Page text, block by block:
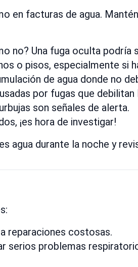
facturas de agua. Mantén
no? Una fuga oculta podría
o pisos, especialmente si
de agua donde no
por fugas que
son señales de alerta.
¡es hora de investigar!
agua durante la noche y
reparaciones costosas.
serios problemas